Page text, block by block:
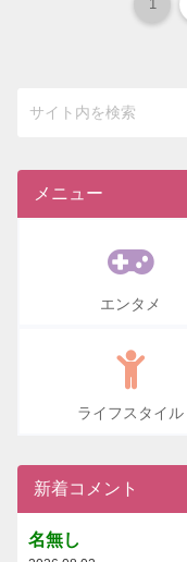
1
メニュー
エンタメ
ライフスタイル
新着コメント
名無し